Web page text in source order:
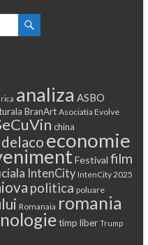
analiza ASBO
BranArt Asociatia Evolve
china
delaco economie
Festival film
IntenCity IntenCity 2025
politica poluare
Romanaia romania
timp liber Trump